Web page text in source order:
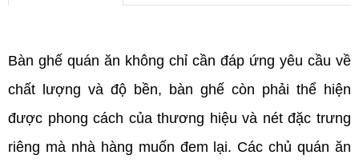
Bàn ghế quán ăn không chỉ cần đáp ứng yêu cầu về
chất lượng và độ bền, bàn ghế còn phải thể hiện
được phong cách của thương hiệu và nét đặc trưng
riêng mà nhà hàng muốn đem lại. Các chủ quán ăn